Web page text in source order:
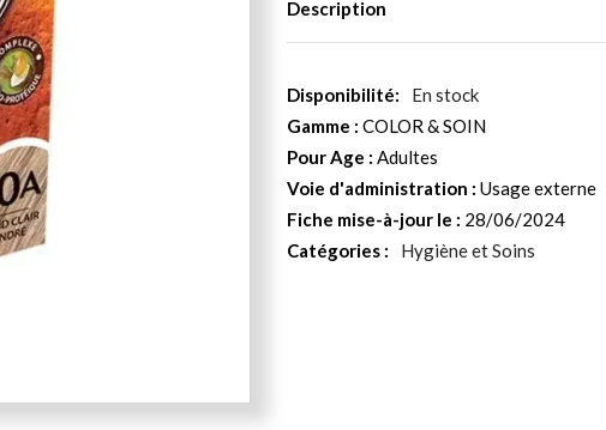
Description
En stock
Gamme : COLOR & SOIN
Pour Age : Adultes
Voie d'administration : Usage externe
Fiche mise-à-jour le : 28/06/2024
Catégories :
Hygiène et Soins